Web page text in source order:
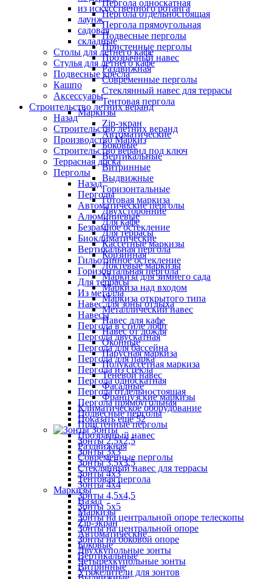
Пергола односкатная
Пергола отдельностоящая
Пергола прямоугольная
Подвесные перголы
Пристенные перголы
Прозрачный навес
Раздвижная
Современные перголы
Стеклянный навес для террасы
Тентовая пергола
Маркизы
Zip-экран
Автоматические
Боковые
Вертикальные
Витринные
Выдвижные
Горизонтальные
Готовая маркиза
Двухсторонние
Для кафе
Для террасы
Кассетные маркизы
Корзинная
Локтевые маркизы
Маркиза для зимнего сада
Маркиза над входом
Маркиза открытого типа
Металлический навес
Навес для кафе
Навес от дождя
Оконные
Парусная маркиза
Полукассетная маркиза
Теневой навес
Фасадные
Французские маркизы
Климатическое оборудование
Показать ещё 52
Зонты
Зонты 2,5х2,5
Зонты 3х3
Зонты 3,5х3,5
Зонты 4х3
Зонты 4х4
Зонты 4,5х4,5
Зонты 5х5
Зонты на центральной опоре телескопы
Зонты на центральной опоре
Зонты на боковой опоре
Двухкупольные зонты
Четырехкупольные зонты
Утяжелители для зонтов
из искусственного ротанга
лаунж
садовая
складные
Столы для летнего кафе
Стулья для летнего кафе
Подвесные кресла
Кашпо
Аксессуары
Строительство летних веранд
Назад
Строительство летних веранд
Производство Маркиз
Строительство веранд под ключ
Террасная доска
Перголы
Назад
Перголы
Автоматические перголы
Алюминиевые
Безрамное остекление
Биоклиматические
Вертикальная пергола
Гильотинное остекление
Горизонтальная пергола
Для террасы
Из металла
Навес для зоны отдыха
Навесы
Пергола в стиле лофт
Пергола двускатная
Пергола для бассейна
Пергола для парка
Пергола из стекла
Пергола односкатная
Пергола отдельностоящая
Пергола прямоугольная
Подвесные перголы
Пристенные перголы
Прозрачный навес
Раздвижная
Современные перголы
Стеклянный навес для террасы
Тентовая пергола
Маркизы
Назад
Маркизы
Zip-экран
Автоматические
Боковые
Вертикальные
Витринные